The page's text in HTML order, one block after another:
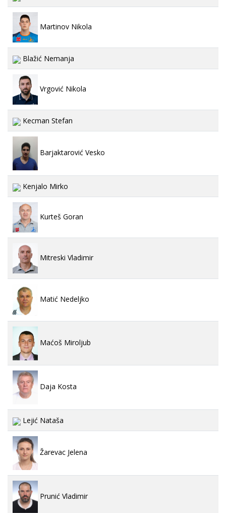
Martinov Nikola
Blažić Nemanja
Vrgović Nikola
Kecman Stefan
Barjaktarović Vesko
Kenjalo Mirko
Kurteš Goran
Mitreski Vladimir
Matić Nedeljko
Maćoš Miroljub
Daja Kosta
Lejić Nataša
Žarevac Jelena
Prunić Vladimir